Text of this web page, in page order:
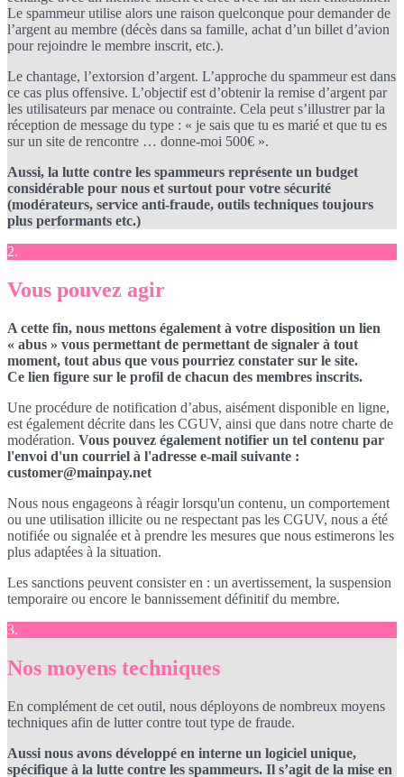
Le spammeur utilise alors une raison quelconque pour demander de
l’argent au membre (décès dans sa famille, achat d’un billet d’avion
pour rejoindre le membre inscrit, etc.).
Le chantage, l’extorsion d’argent. L’approche du spammeur est dans
ce cas plus offensive. L’objectif est d’obtenir la remise d’argent par
les utilisateurs par menace ou contrainte. Cela peut s’illustrer par la
réception de message du type : « je sais que tu es marié et que tu es
sur un site de rencontre … donne-moi 500€ ».
Aussi, la lutte contre les spammeurs représente un budget
considérable pour nous et surtout pour votre sécurité
(modérateurs, service anti-fraude, outils techniques toujours
plus performants etc.)
2.
Vous pouvez agir
A cette fin, nous mettons également à votre disposition un lien
« abus » vous permettant de permettant de signaler à tout
moment, tout abus que vous pourriez constater sur le site.
Ce lien figure sur le profil de chacun des membres inscrits.
Une procédure de notification d’abus, aisément disponible en ligne,
est également décrite dans les CGUV, ainsi que dans notre charte de
modération. Vous pouvez également notifier un tel contenu par
l'envoi d'un courriel à l'adresse e-mail suivante :
customer@mainpay.net
Nous nous engageons à réagir lorsqu'un contenu, un comportement
ou une utilisation illicite ou ne respectant pas les CGUV, nous a été
notifiée ou signalée et à prendre les mesures que nous estimerons les
plus adaptées à la situation.
Les sanctions peuvent consister en : un avertissement, la suspension
temporaire ou encore le bannissement définitif du membre.
3.
Nos moyens techniques
En complément de cet outil, nous déployons de nombreux moyens
techniques afin de lutter contre tout type de fraude.
Aussi nous avons développé en interne un logiciel unique,
spécifique à la lutte contre les spammeurs. Il s’agit de la mise en